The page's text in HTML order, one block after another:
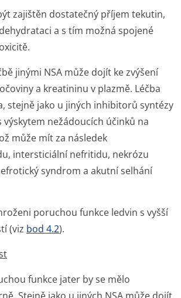
zajištěn dostatečný příjem tekutin,
a s tím možná spojené
jinými NSA může dojít ke zvýšení
a kreatininu v plazmě. Léčba
stejně jako u jiných inhibitorů syntézy
nežádoucích účinků na
může mít za následek
intersticiální nefritidu, nekrózu
syndrom a akutní selhání
poruchou funkce ledvin s vyšší
(viz bod 4.2).
funkce jater by se mělo